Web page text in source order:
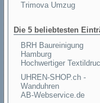
Trimova Umzug
Die 5 beliebtesten
BRH Baureinigung
Hamburg
Hochwertiger
UHREN-SHOP.ch -
Wanduhren
AB-Webservice.de